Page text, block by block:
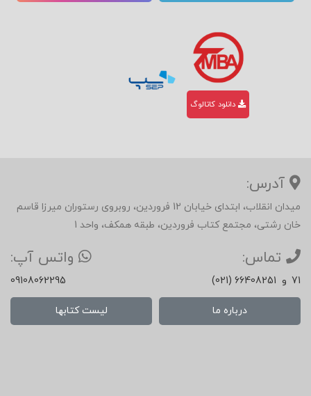
دانلود کاتالوگ
آدرس:
میدان انقلاب، ابتدای خیابان 12 فروردین، روبروی رستوران میرزا قاسم
خان رشتی، مجتمع کتاب فروردین، طبقه همکف، واحد 1
تماس:
(021) 66408251 و 71
واتس آپ:
09108062295
درباره ما لیست کتابها